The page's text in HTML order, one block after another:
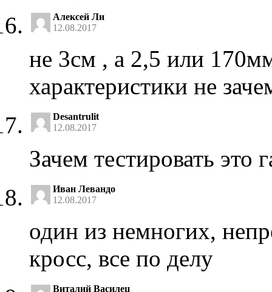
Алексей Ли
12.08.2017
не 3см , а 2,5 или
характеристики не
Desantrulit
12.08.2017
Зачем тестировать это
Иван Левандо
12.08.2017
один из немногих,
кросс, все по делу
Виталий Василец